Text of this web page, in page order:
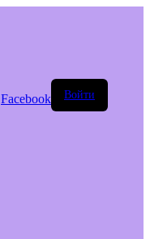
Facebook Войти